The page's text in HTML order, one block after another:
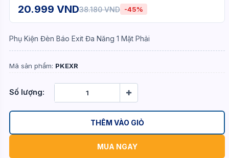
20.999 VND38.180 VND -45%
Phụ Kiện Đèn Báo Exit Đa Năng 1 Mặt Phải
Mã sản phẩm: PKEXR
Số lượng:
THÊM VÀO GIỎ
MUA NGAY